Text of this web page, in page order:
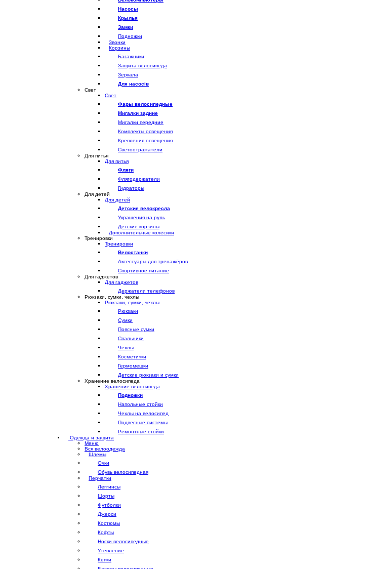
Насосы
Крылья
Замки
Подножки
Звонки
Корзины
Багажники
Защита велосипеда
Зеркала
Для насосів
Свет
Свет
Фары велосипедные
Мигалки задние
Мигалки передние
Комплекты освещения
Крепления освещения
Светоотражатели
Для питья
Для питья
Фляги
Флягодержатели
Гидраторы
Для детей
Для детей
Детские велокресла
Украшения на руль
Детские корзины
Дополнительные колёсики
Тренировки
Тренировки
Велостанки
Аксессуары для тренажёров
Спортивное питание
Для гаджетов
Для гаджетов
Держатели телефонов
Рюкзаки, сумки, чехлы
Рюкзаки, сумки, чехлы
Рюкзаки
Сумки
Поясные сумки
Спальники
Чехлы
Косметички
Гермомешки
Детские рюкзаки и сумки
Хранение велосипеда
Хранение велосипеда
Подножки
Напольные стойки
Чехлы на велосипед
Подвесные системы
Ремонтные стойки
Одежда и защита
Меню
Вся велоодежда
Шлемы
Очки
Обувь велосипедная
Перчатки
Леггинсы
Шорты
Футболки
Джерси
Костюмы
Кофты
Носки велосипедные
Утепление
Кепки